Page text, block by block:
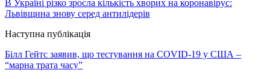
В Україні різко зросла кількість хворих на коронавірус:
Львівщина знову серед антилідерів
Наступна публікація
Білл Гейтс заявив, що тестування на COVID-19 у США –
“марна трата часу”